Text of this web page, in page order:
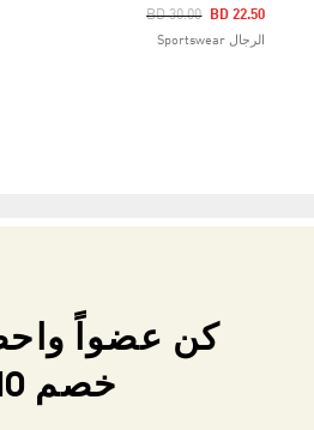
Price Reduced From
BD 30.00
To BD 22.50
الرجال Sportswear
كن عضواً
خصم 10٪